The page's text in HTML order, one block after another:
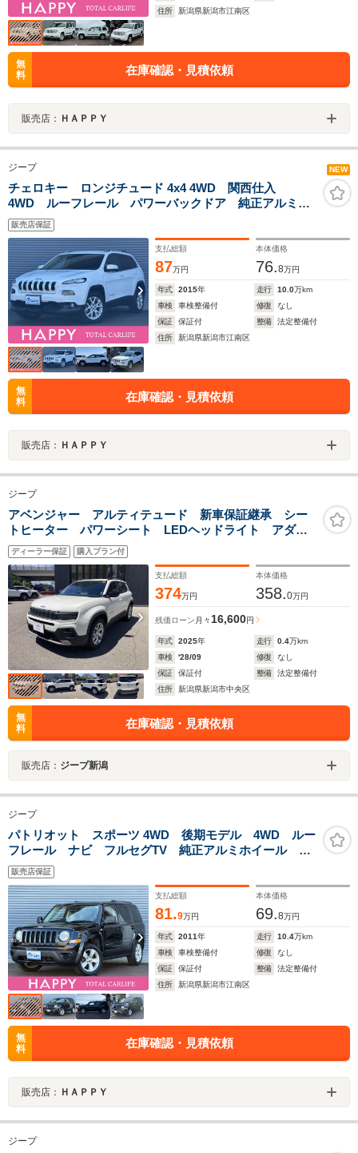
住所 新潟県新潟市江南区
無
料
在庫確認・見積依頼
販売店： ＨＡＰＰＹ
ジープ NEW
チェロキー ロンジチュード 4x4 4WD 関西仕入
4WD ルーフレール パワーバックドア 純正アルミホ
イール アダプティブクルーズコントロール ナビ フ
ルセグ Bluetooth バックカメラ クリアランスソナ
ー ETC ブレーキアシスト HID
販売店保証
支払総額
87万円
本体価格
76.8万円
年式 2015年 走行 10.0万km
車検
車検整備付 修復
なし
保証
保証付 整備
法定整備付
住所
新潟県新潟市江南区
無
料
在庫確認・見積依頼
販売店： ＨＡＰＰＹ
ジープ
アベンジャー アルティテュード 新車保証継承 シー
トヒーター パワーシート LEDヘッドライト アダク
ティブクルーズコントロール 純正ナビ バックカメラ
ディーラー保証 購入プラン付
支払総額
374万円
本体価格
358.0万円
残価ローン 月々16,600円
年式 2025年 走行 0.4万km
車検
'28/09 修復
なし
保証
保証付 整備
法定整備付
住所
新潟県新潟市中央区
無
料
在庫確認・見積依頼
販売店： ジープ新潟
ジープ
パトリオット スポーツ 4WD 後期モデル 4WD ルー
フレール ナビ フルセグTV 純正アルミホイール バ
ックカメラ ETC タイミングチェーン サイドブライ
ンドカメラ クルーズコントロール キーレス 横滑り
防止装置
販売店保証
支払総額
81.9万円
本体価格
69.8万円
年式 2011年 走行 10.4万km
車検
車検整備付 修復
なし
保証
保証付 整備
法定整備付
住所
新潟県新潟市江南区
無
料
在庫確認・見積依頼
販売店： ＨＡＰＰＹ
ジープ